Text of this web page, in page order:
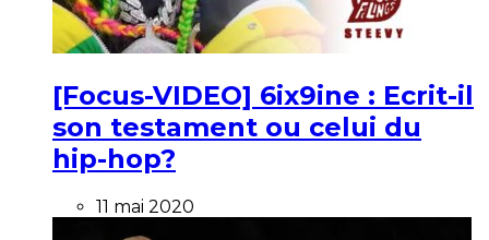
[Focus-VIDEO] 6ix9ine : Ecrit-il
son testament ou celui du
hip-hop?
11 mai 2020